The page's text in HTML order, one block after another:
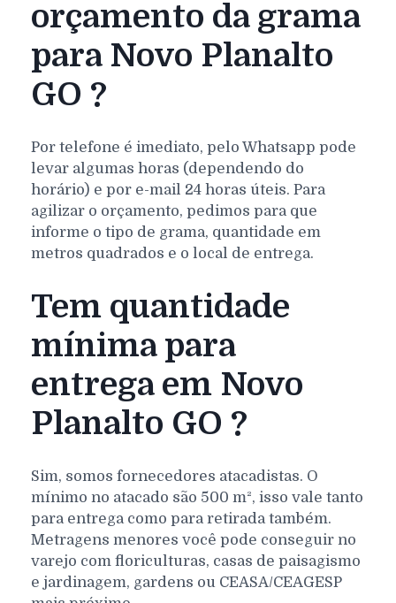
orçamento da grama
para Novo Planalto
GO ?
Por telefone é imediato, pelo Whatsapp pode
levar algumas horas (dependendo do
horário) e por e-mail 24 horas úteis. Para
agilizar o orçamento, pedimos para que
informe o tipo de grama, quantidade em
metros quadrados e o local de entrega.
Tem quantidade
mínima para
entrega em Novo
Planalto GO ?
Sim, somos fornecedores atacadistas. O
mínimo no atacado são 500 m², isso vale tanto
para entrega como para retirada também.
Metragens menores você pode conseguir no
varejo com floriculturas, casas de paisagismo
e jardinagem, gardens ou CEASA/CEAGESP